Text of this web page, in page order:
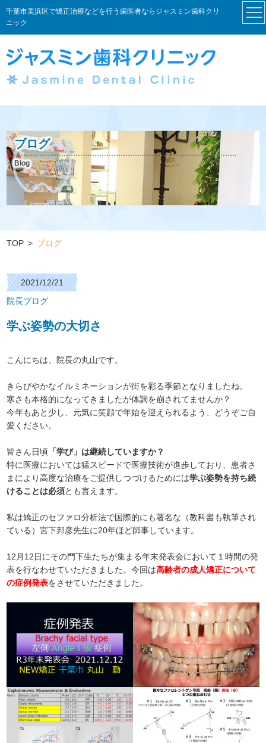
千葉市美浜区で矯正治療などを行う歯医者ならジャスミン歯科クリ
ニック
ブログ
Blog
TOP ブログ
2021/12/21
院長ブログ
学ぶ姿勢の大切さ
こんにちは、院長の丸山です。
きらびやかなイルミネーションが街を彩る季節となりましたね。
寒さも本格的になってきましたが体調を崩されてませんか？
今年もあと少し、元気に笑顔で年始を迎えられるよう、どうぞご自
愛ください。
皆さん日頃 「学び」は継続していますか？
特に医療においては猛スピードで医療技術が進歩しており、患者さ
まにより高度な治療をご提供しつづけるためには学ぶ姿勢を持ち続
けることは必須とも言えます。
私は矯正のセファロ分析法で国際的にも著名な（教科書も執筆され
ている）宮下邦彦先生に20年ほど師事しています。
12月12日にその門下生たちが集まる年末発表会において１時間の発
表を行なわせていただきました。今回は高齢者の成人矯正について
の症例発表をさせていただきました。